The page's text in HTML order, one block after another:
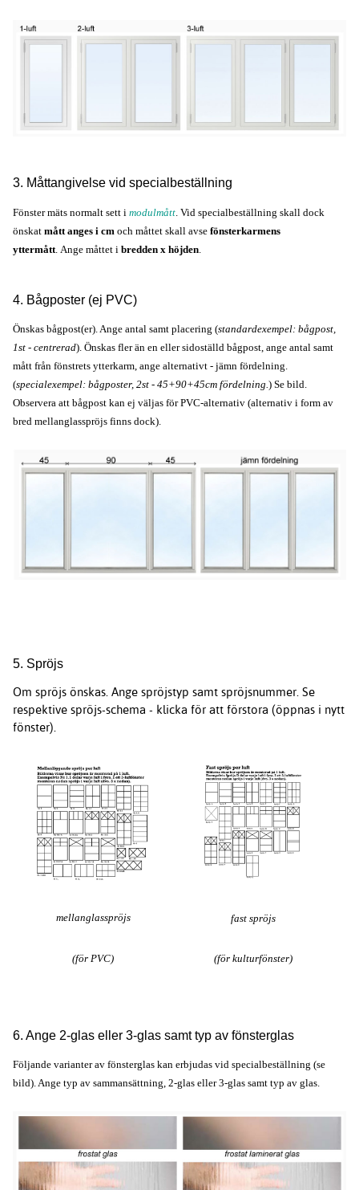
3. Måttangivelse vid specialbeställning
Fönster mäts normalt sett i modulmått. Vid specialbeställning skall dock
önskat mått anges i cm och måttet skall avse fönsterkarmens
yttermått. Ange måttet i bredden x höjden.
4. Bågposter (ej PVC)
Önskas bågpost(er). Ange antal samt placering (standardexempel: bågpost,
1st - centrerad). Önskas fler än en eller sidoställd bågpost, ange antal samt
mått från fönstrets ytterkarm, ange alternativt - jämn fördelning.
(specialexempel: bågposter, 2st - 45+90+45cm fördelning.) Se bild.
Observera att bågpost kan ej väljas för PVC-alternativ (alternativ i form av
bred mellanglasspröjs finns dock).
5. Spröjs
Om spröjs önskas. Ange spröjstyp samt spröjsnummer. Se
respektive spröjs-schema - klicka för att förstora (öppnas i nytt
fönster).
mellanglasspröjs fast spröjs
(för PVC) (för kulturfönster)
6. Ange 2-glas eller 3-glas samt typ av fönsterglas
Följande varianter av fönsterglas kan erbjudas vid specialbeställning (se
bild). Ange typ av sammansättning, 2-glas eller 3-glas samt typ av glas.